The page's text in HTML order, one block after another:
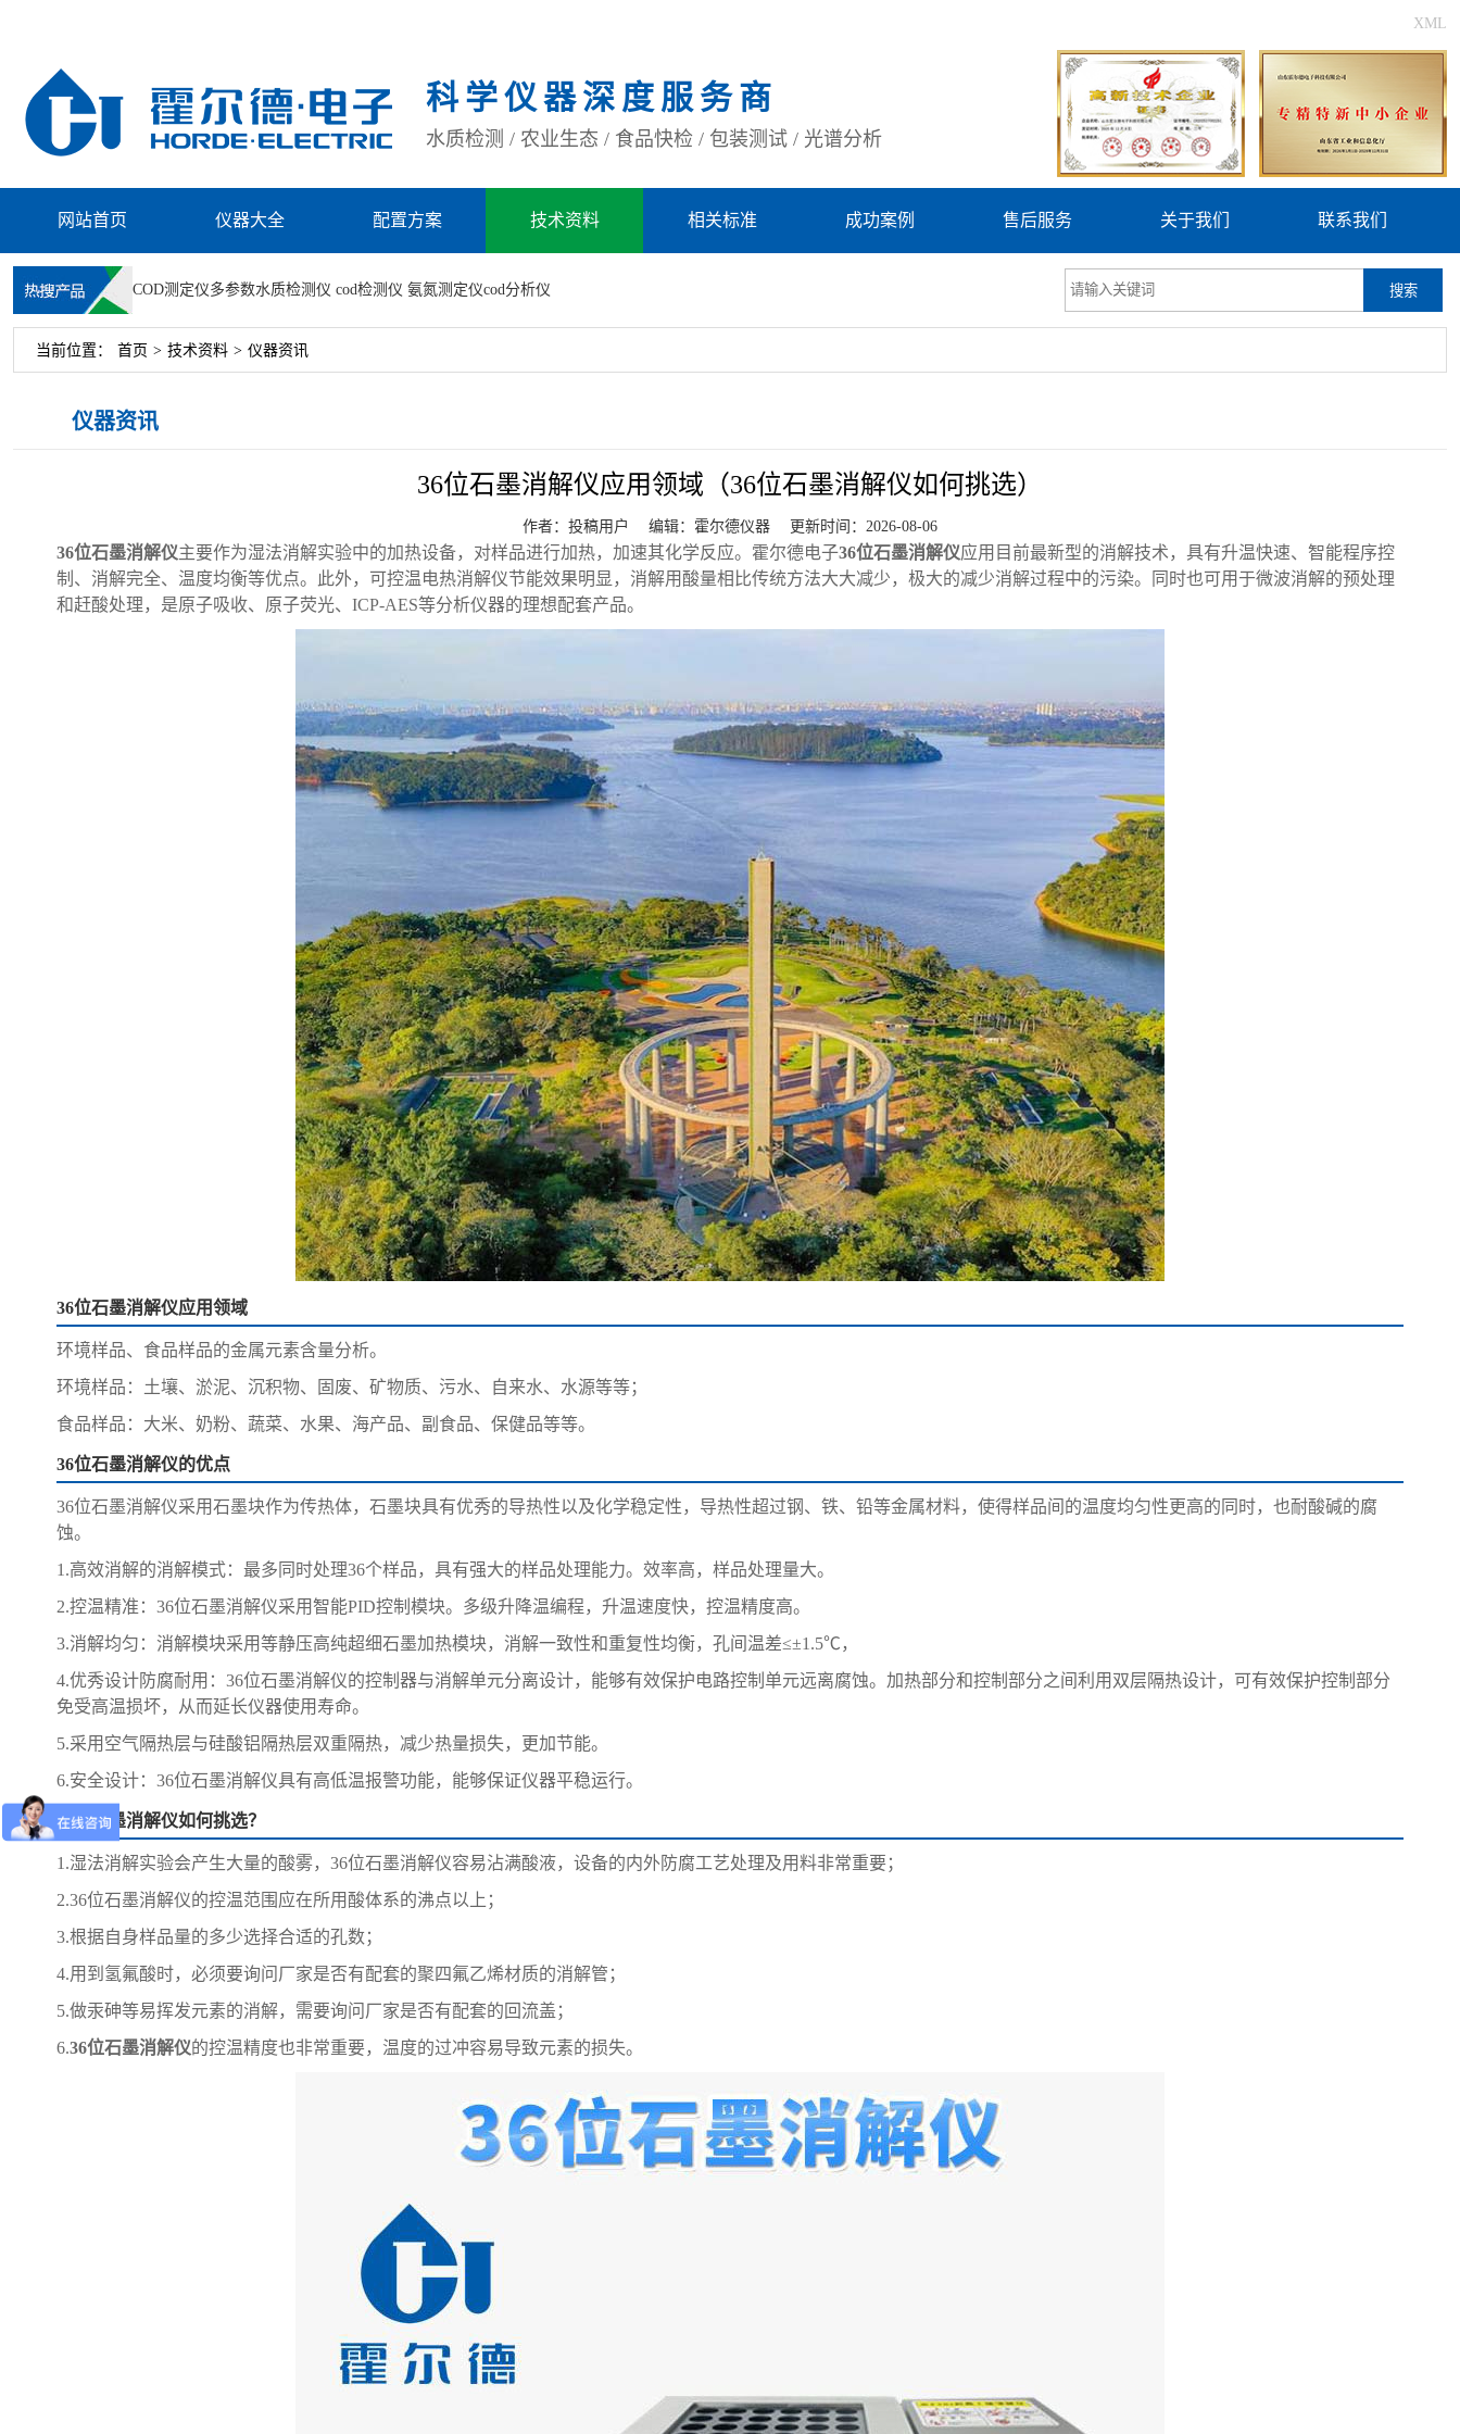
XML
科学仪器深度服务商
水质检测 / 农业生态 / 食品快检 / 包装测试 / 光谱分析
网站首页 仪器大全 配置方案 技术资料 相关标准 成功案例 售后服务 关于我们 联系我们
COD测定仪多参数水质检测仪 cod检测仪 氨氮测定仪cod分析仪 搜索
当前位置： 首页 > 技术资料 > 仪器资讯
仪器资讯
36位石墨消解仪应用领域（36位石墨消解仪如何挑选）
作者：投稿用户 编辑： 霍尔德仪器 更新时间：2026-08-06
36位石墨消解仪主要作为湿法消解实验中的加热设备，对样品进行加热，加速其化学反应。霍尔德电子36位石墨消解仪应用目前最新型的消解技术，具有升温快速、智能程序控
制、消解完全、温度均衡等优点。此外，可控温电热消解仪节能效果明显，消解用酸量相比传统方法大大减少，极大的减少消解过程中的污染。同时也可用于微波消解的预处理
和赶酸处理，是原子吸收、原子荧光、ICP-AES等分析仪器的理想配套产品。
36位石墨消解仪应用领域
环境样品、食品样品的金属元素含量分析。
环境样品：土壤、淤泥、沉积物、固废、矿物质、污水、自来水、水源等等；
食品样品：大米、奶粉、蔬菜、水果、海产品、副食品、保健品等等。
36位石墨消解仪的优点
36位石墨消解仪采用石墨块作为传热体，石墨块具有优秀的导热性以及化学稳定性，导热性超过钢、铁、铅等金属材料，使得样品间的温度均匀性更高的同时，也耐酸碱的腐
蚀。
1.高效消解的消解模式：最多同时处理36个样品，具有强大的样品处理能力。效率高，样品处理量大。
2.控温精准：36位石墨消解仪采用智能PID控制模块。多级升降温编程，升温速度快，控温精度高。
3.消解均匀：消解模块采用等静压高纯超细石墨加热模块，消解一致性和重复性均衡，孔间温差≤±1.5℃，
4.优秀设计防腐耐用：36位石墨消解仪的控制器与消解单元分离设计，能够有效保护电路控制单元远离腐蚀。加热部分和控制部分之间利用双层隔热设计，可有效保护控制部分
免受高温损坏，从而延长仪器使用寿命。
5.采用空气隔热层与硅酸铝隔热层双重隔热，减少热量损失，更加节能。
6.安全设计：36位石墨消解仪具有高低温报警功能，能够保证仪器平稳运行。
36位石墨消解仪如何挑选？
1.湿法消解实验会产生大量的酸雾，36位石墨消解仪容易沾满酸液，设备的内外防腐工艺处理及用料非常重要；
2.36位石墨消解仪的控温范围应在所用酸体系的沸点以上；
3.根据自身样品量的多少选择合适的孔数；
4.用到氢氟酸时，必须要询问厂家是否有配套的聚四氟乙烯材质的消解管；
5.做汞砷等易挥发元素的消解，需要询问厂家是否有配套的回流盖；
6.36位石墨消解仪的控温精度也非常重要，温度的过冲容易导致元素的损失。